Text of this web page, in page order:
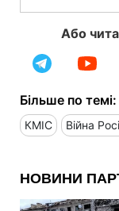
Або
Більше по темі:
КМІС Війна